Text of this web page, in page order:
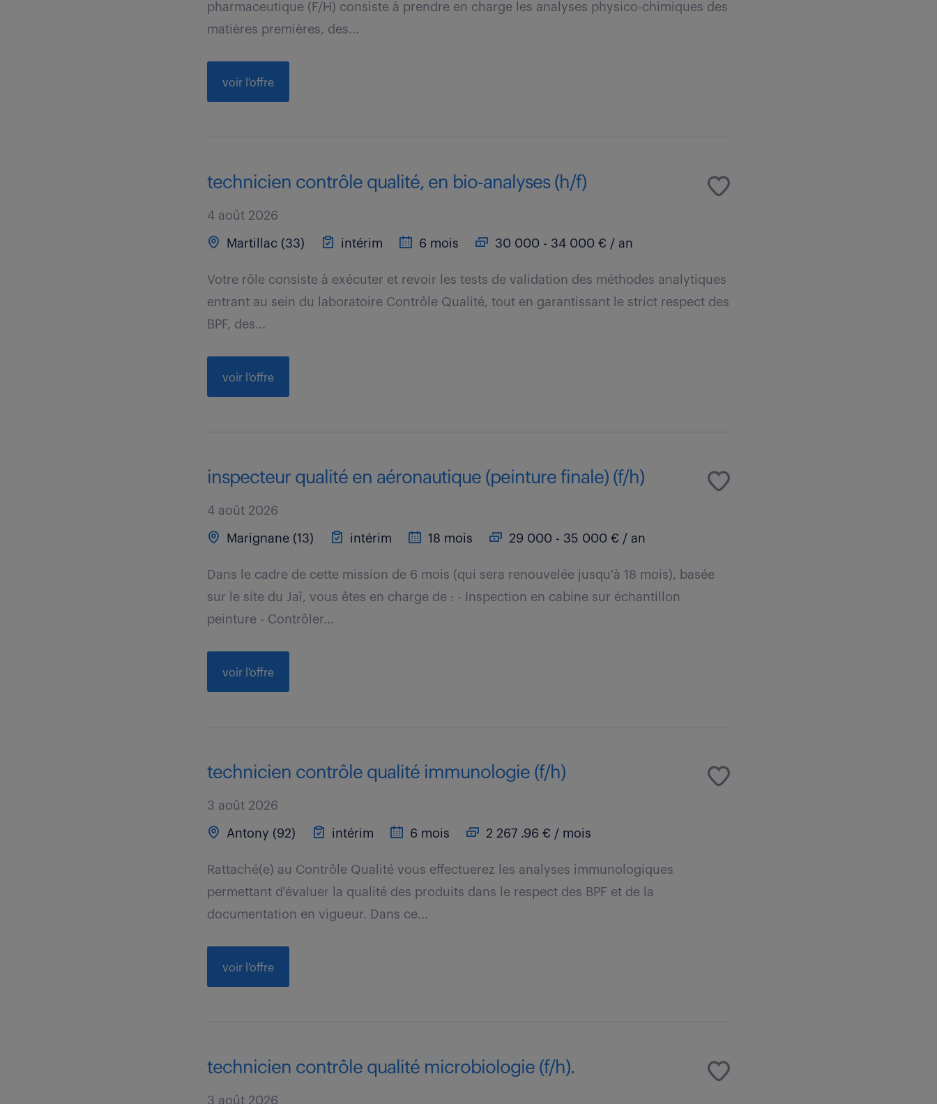
pharmaceutique (F/H) consiste à prendre en charge les analyses physico-chimiques des
matières premières, des...
voir l'offre
technicien contrôle qualité, en bio-analyses (h/f)
4 août 2026
Martillac (33) intérim 6 mois 30 000 - 34 000 € / an
Votre rôle consiste à exécuter et revoir les tests de validation des méthodes analytiques
entrant au sein du laboratoire Contrôle Qualité, tout en garantissant le strict respect des
BPF, des...
voir l'offre
inspecteur qualité en aéronautique (peinture finale) (f/h)
4 août 2026
Marignane (13) intérim 18 mois 29 000 - 35 000 € / an
Dans le cadre de cette mission de 6 mois (qui sera renouvelée jusqu'à 18 mois), basée
sur le site du Jaï, vous êtes en charge de : - Inspection en cabine sur échantillon
peinture - Contrôler...
voir l'offre
technicien contrôle qualité immunologie (f/h)
3 août 2026
Antony (92) intérim 6 mois 2 267 .96 € / mois
Rattaché(e) au Contrôle Qualité vous effectuerez les analyses immunologiques
permettant d'évaluer la qualité des produits dans le respect des BPF et de la
documentation en vigueur. Dans ce...
voir l'offre
technicien contrôle qualité microbiologie (f/h).
3 août 2026